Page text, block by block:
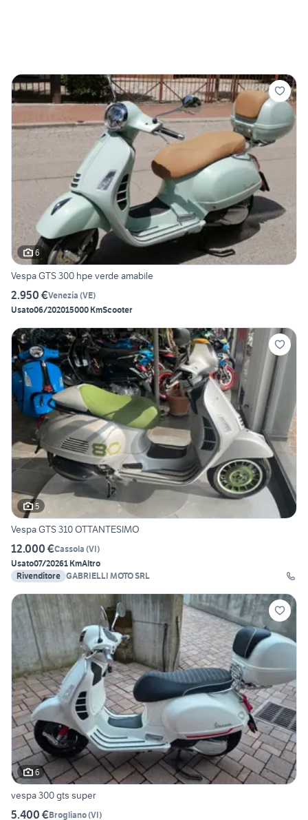
6
Vespa GTS 300 hpe verde amabile
2.950 €Venezia (VE)
Usato06/202015000 KmScooter
5
Vespa GTS 310 OTTANTESIMO
12.000 €Cassola (VI)
Usato07/20261 KmAltro
Rivenditore GABRIELLI MOTO SRL
6
vespa 300 gts super
5.400 €Brogliano(VI)